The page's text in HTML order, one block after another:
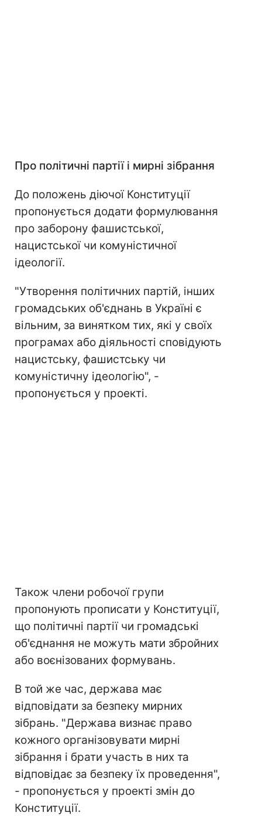
Про політичні партії і мирні зібрання
До положень діючої Конституції
пропонується додати формулювання
про заборону фашистської,
нацистської чи комуністичної
ідеології.
"Утворення політичних партій, інших
громадських об'єднань в Україні є
вільним, за винятком тих, які у своїх
програмах або діяльності сповідують
нацистську, фашистську чи
комуністичну ідеологію", -
пропонується у проекті.
Також члени робочої групи
пропонують прописати у Конституції,
що політичні партії чи громадські
об'єднання не можуть мати збройних
або воєнізованих формувань.
В той же час, держава має
відповідати за безпеку мирних
зібрань. "Держава визнає право
кожного організовувати мирні
зібрання і брати участь в них та
відповідає за безпеку їх проведення",
- пропонується у проекті змін до
Конституції.